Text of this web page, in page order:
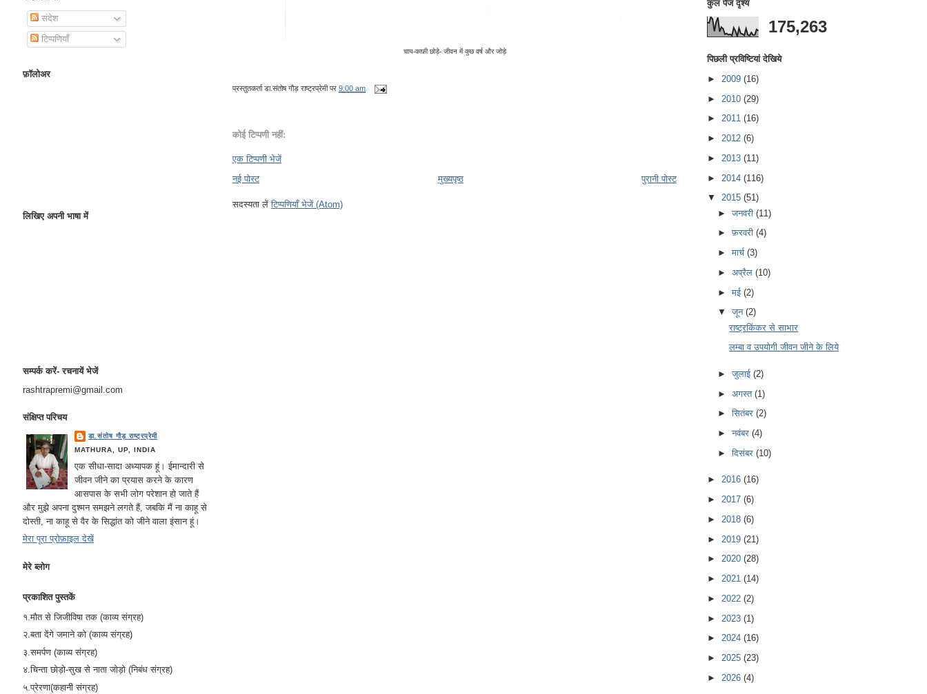
संदेश
टिप्पणियाँ
फ़ॉलोअर
लिखिए अपनी भाषा में
सम्पर्क करें- रचनायें भेजें
rashtrapremi@gmail.com
संक्षिप्त परिचय
डा.संतोष गौड़ राष्ट्रप्रेमी
MATHURA, UP, INDIA
एक सीधा-सादा अध्यापक हूं। ईमान्दारी से
जीवन जीने का प्रयास करने के कारण
आसपास के सभी लोग परेशान हो जाते हैं
और मुझे अपना दुश्मन समझने लगते हैं, जबकि मैं ना काहू से
दोस्ती, ना काहू से वैर के सिद्धांत को जीने वाला इंसान हूं।
मेरा पूरा प्रोफ़ाइल देखें
मेरे ब्लोग
प्रकाशित पुस्तकें
१.मौत से जिजीविषा तक (काव्य संग्रह)
२.बता देंगे जमाने को (काव्य संग्रह)
३.समर्पण (काव्य संग्रह)
४.चिन्ता छोड़ो-सुख से नाता जोड़ो (निबंध संग्रह)
५.प्रेरणा(कहानी संग्रह)
चाय-काफ़ी छोड़े- जीवन में कुछ वर्ष और जोड़े
प्रस्तुतकर्ताडा.संतोष गौड़ राष्ट्रप्रेमी पर9:00 am
कोई टिप्पणी नहीं:
एक टिप्पणी भेजें
नई पोस्ट
पुरानी पोस्ट
मुख्यपृष्ठ
सदस्यता लेंटिप्पणियाँ भेजें (Atom)
कुल पेज दृश्य
175,263
पिछली प्रविष्टियां देखिये
► 2009 (16)
► 2010 (29)
► 2011 (16)
► 2012 (6)
► 2013 (11)
► 2014 (116)
▼ 2015 (51)
►जनवरी(11)
►फ़रवरी(4)
►मार्च(3)
►अप्रैल(10)
►मई(2)
▼जून(2)
राष्ट्रकिंकर से साभार
लम्बा व उपयोगी जीवन जीने के लिये
►जुलाई(2)
►अगस्त(1)
►सितंबर(2)
►नवंबर(4)
►दिसंबर(10)
► 2016 (16)
► 2017 (6)
► 2018 (6)
► 2019 (21)
► 2020 (28)
► 2021 (14)
► 2022 (2)
► 2023 (1)
► 2024 (16)
► 2025 (23)
► 2026 (4)